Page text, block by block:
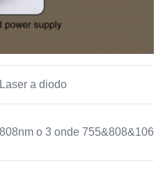
Laser a diodo
808nm o 3 onde